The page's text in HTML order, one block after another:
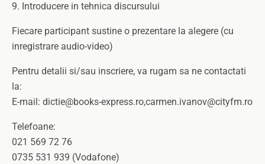
9. Introducere in tehnica discursului
Fiecare participant sustine o prezentare la alegere (cu
inregistrare audio-video)
Pentru detalii si/sau inscriere, va rugam sa ne contactati
la:
E-mail: dictie@books-express.ro,carmen.ivanov@cityfm.ro
Telefoane:
021 569 72 76
0735 531 939 (Vodafone)